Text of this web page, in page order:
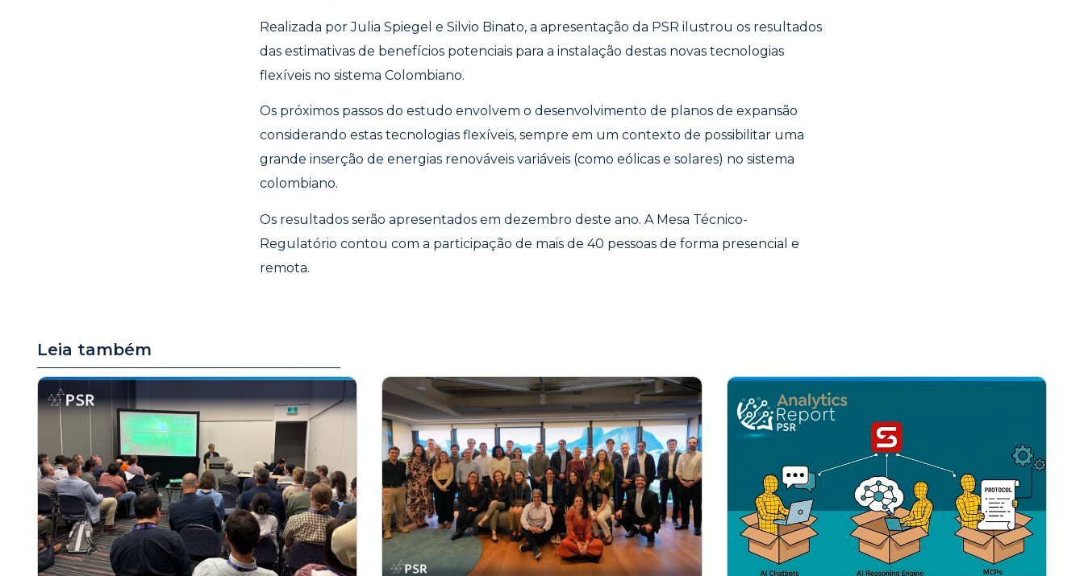
Realizada por Julia Spiegel e Silvio Binato, a apresentação da PSR ilustrou os resultados
das estimativas de benefícios potenciais para a instalação destas novas tecnologias
flexíveis no sistema Colombiano.
Os próximos passos do estudo envolvem o desenvolvimento de planos de expansão
considerando estas tecnologias flexíveis, sempre em um contexto de possibilitar uma
grande inserção de energias renováveis variáveis (como eólicas e solares) no sistema
colombiano.
Os resultados serão apresentados em dezembro deste ano. A Mesa Técnico-
Regulatório contou com a participação de mais de 40 pessoas de forma presencial e
remota.
Leia também